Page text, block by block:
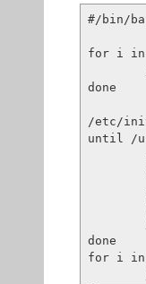
#/bin/
for i in
done
/etc/
until /
done
for i in